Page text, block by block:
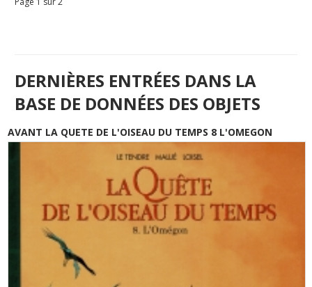
DERNIÈRES ENTRÉES DANS LA
BASE DE DONNÉES DES OBJETS
AVANT LA QUETE DE L'OISEAU DU TEMPS 8 L'OMEGON